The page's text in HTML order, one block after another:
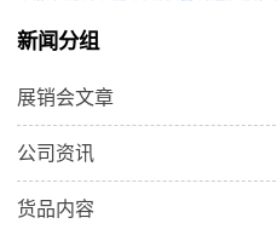
新闻分组
展销会文章
公司资讯
货品内容